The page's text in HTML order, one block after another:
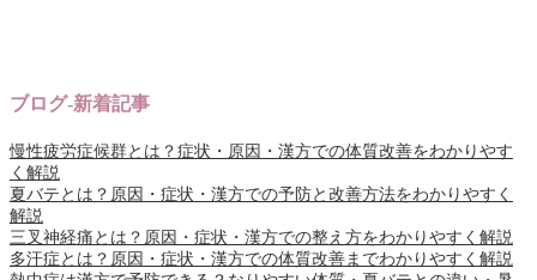
ブログ-新着記事
慢性疲労症候群とは？症状・原因・漢方での体質改善をわかりやす
く解説
夏バテとは？原因・症状・漢方での予防と改善方法をわかりやすく
解説
三叉神経痛とは？原因・症状・漢方での整え方をわかりやすく解説
多汗症とは？原因・症状・漢方での体質改善までわかりやすく解説